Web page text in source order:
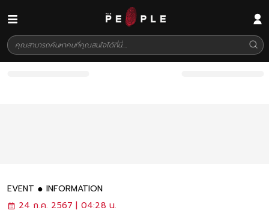
EVENT
INFORMATION
24 ก.ค. 2567 | 04:28 น.